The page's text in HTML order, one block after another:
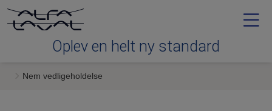
Oplev en helt ny standard
Nem vedligeholdelse
Nem vedligeholdelse